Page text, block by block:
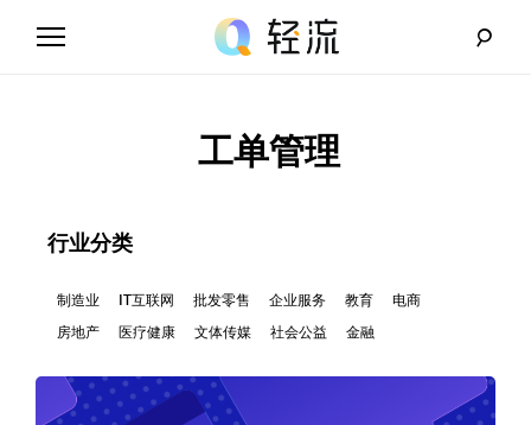
A
I
无
代
工单管理
行业分类
制造业 IT互联网 批发零售 企业服务 教育
电商
房地产
医疗健康 文体传媒 社会公益 金融